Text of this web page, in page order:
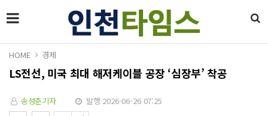
HOME 경제
LS전선, 미국 최대 해저케이블 공장 ‘심장부’ 착공
송성춘기자 발행 2026-06-26 07:25